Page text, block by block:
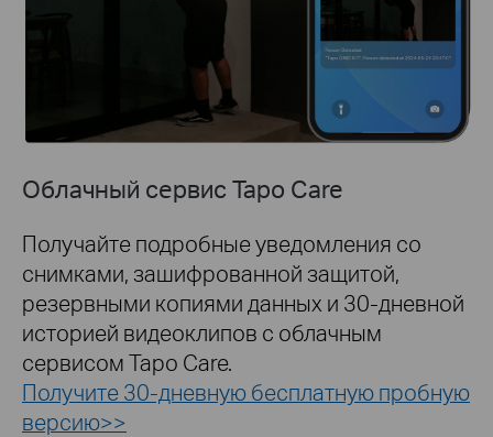
Облачный сервис Tapo Care
Получайте подробные уведомления со
снимками, зашифрованной защитой,
резервными копиями данных и 30-дневной
историей видеоклипов с облачным
сервисом Tapo Care.
Получите 30-дневную бесплатную пробную
версию>>